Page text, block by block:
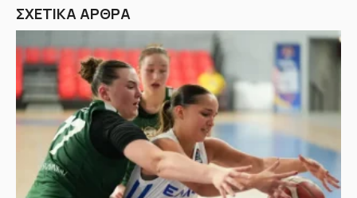
ΣΧΕΤΙΚΑ ΑΡΘΡΑ